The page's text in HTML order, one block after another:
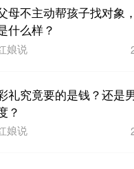
母不主动帮孩子找对象
什么样？
娘说
礼究竟要的是钱？还是
？
娘说